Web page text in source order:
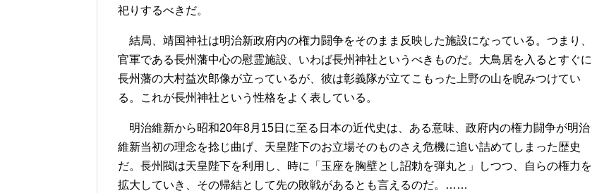
祀りするべきだ。
結局、靖国神社は明治新政府内の権力闘争をそのまま反映した施設になっている。つまり、
官軍である長州藩中心の慰霊施設、いわば長州神社というべきものだ。大鳥居を入るとすぐに
長州藩の大村益次郎像が立っているが、彼は彰義隊が立てこもった上野の山を睨みつけてい
る。これが長州神社という性格をよく表している。
明治維新から昭和20年8月15日に至る日本の近代史は、ある意味、政府内の権力闘争が明治
維新当初の理念を捻じ曲げ、天皇陛下のお立場そのものさえ危機に追い詰めてしまった歴史
だ。長州閥は天皇陛下を利用し、時に「玉座を胸壁とし詔勅を弾丸と」しつつ、自らの権力を
拡大していき、その帰結として先の敗戦があるとも言えるのだ。……